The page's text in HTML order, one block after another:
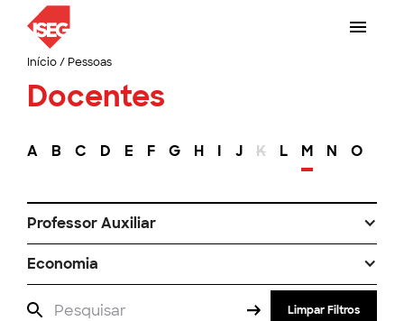
Início/ Pessoas
Docentes
A B C D E F G H I J K L M N O
Professor Auxiliar
Economia
Limpar Filtros